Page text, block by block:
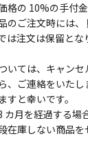
の 10%の手付金
のご注文時には
は注文は保留と
ては、キャンセ
、ご連絡をいた
すと幸いです。
カ月を経過する
在庫しない商品